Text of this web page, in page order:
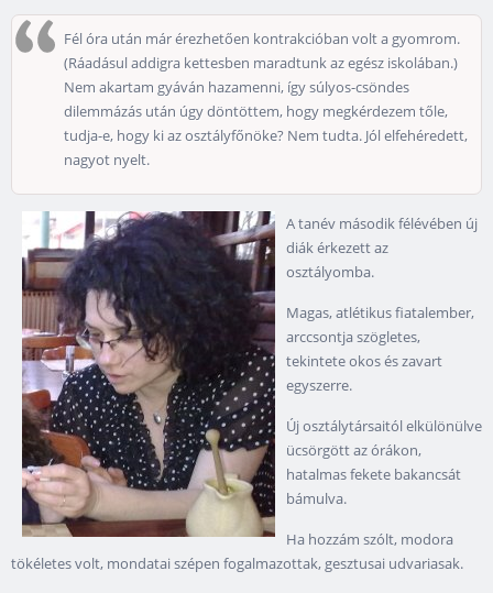
Fél óra után már érezhetően kontrakcióban volt a gyomrom.
(Ráadásul addigra kettesben maradtunk az egész iskolában.)
Nem akartam gyáván hazamenni, így súlyos-csöndes
dilemmázás után úgy döntöttem, hogy megkérdezem tőle,
tudja-e, hogy ki az osztályfőnöke? Nem tudta. Jól elfehéredett,
nagyot nyelt.
A tanév második félévében új
diák érkezett az
osztályomba.
Magas, atlétikus fiatalember,
arccsontja szögletes,
tekintete okos és zavart
egyszerre.
Új osztálytársaitól elkülönülve
ücsörgött az órákon,
hatalmas fekete bakancsát
bámulva.
Ha hozzám szólt, modora
tökéletes volt, mondatai szépen fogalmazottak, gesztusai udvariasak.